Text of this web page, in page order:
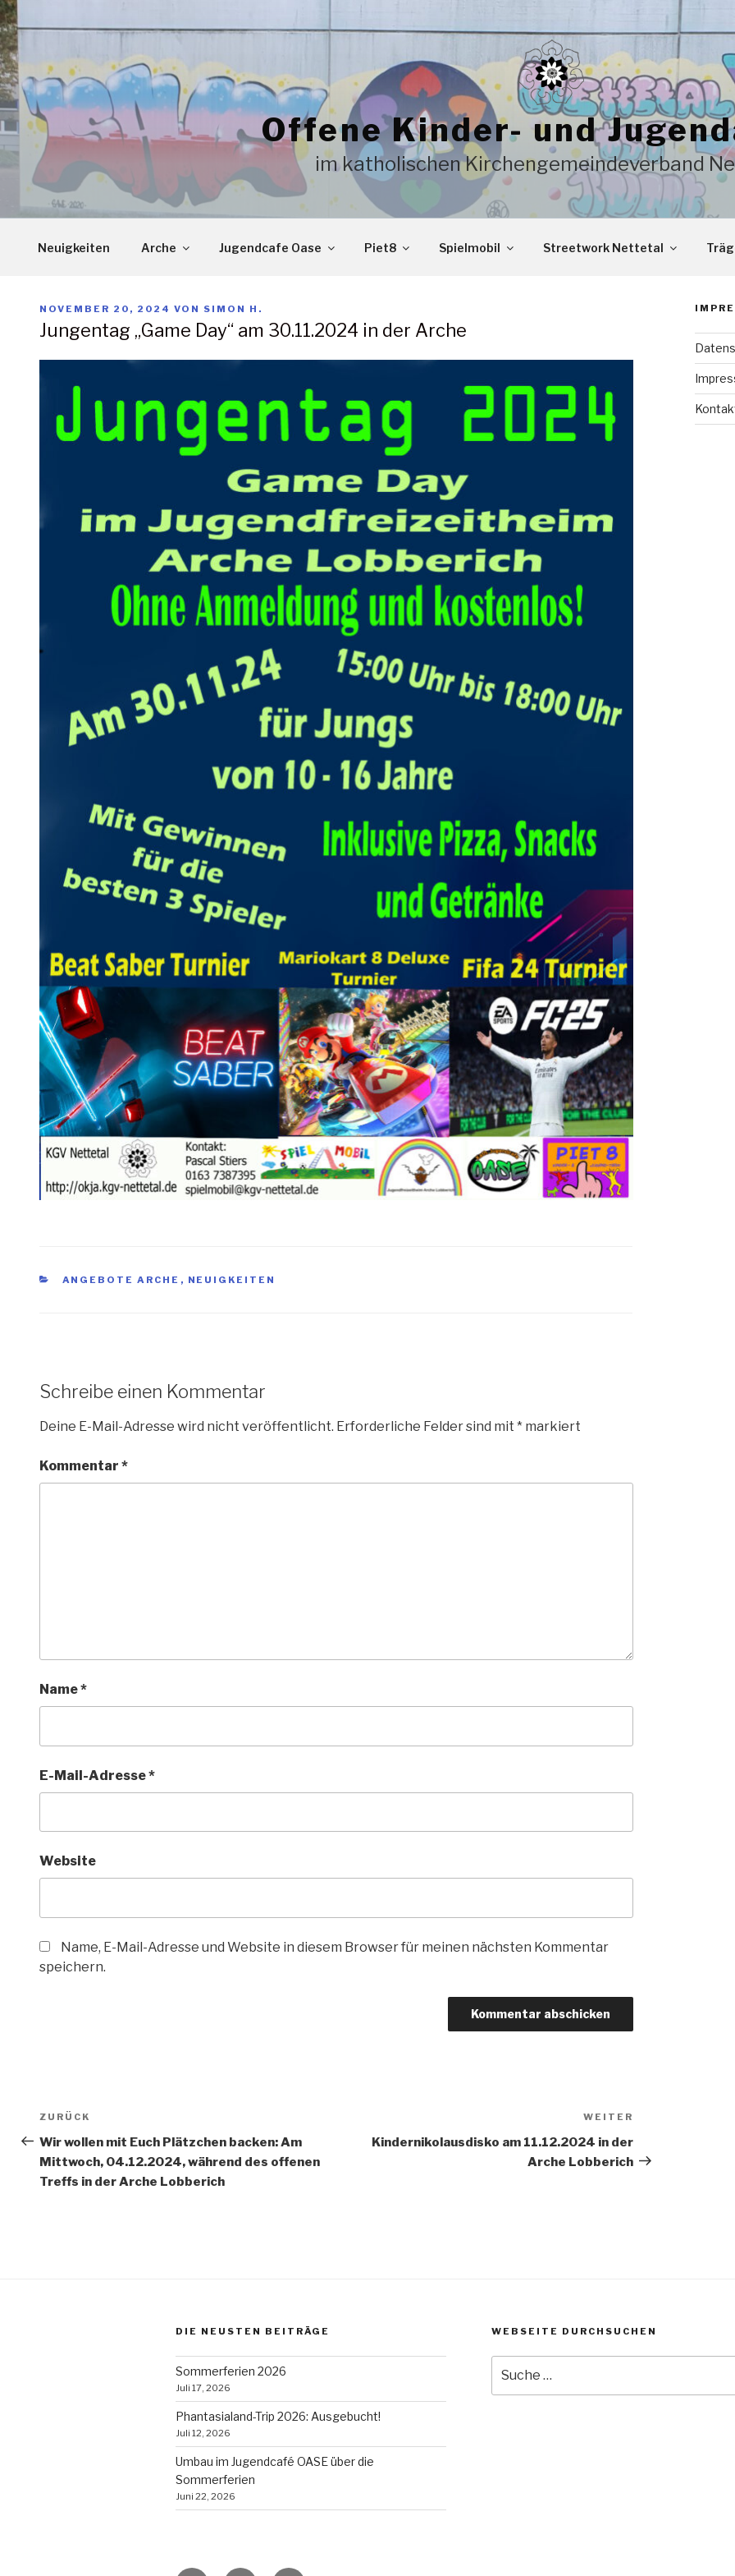
Zum
Inhalt
springen
Offene Kinder- und
im katholischen Kirchengemeindeverband
Neuigkeiten Arche Jugendcafe Oase Piet8 Spielmobil Streetwork Nettetal
VERÖFFENTLICHT
AM
NOVEMBER 20, 2024 VON SIMON H.
Jungentag „Game Day“ am 30.11.2024 in der Arche
KATEGORIEN
ANGEBOTE ARCHE , NEUIGKEITEN
Schreibe einen Kommentar
Deine E-Mail-Adresse wird nicht veröffentlicht. Erforderliche Felder sind mit * markiert
Kommentar *
Name*
E-Mail-Adresse*
Website
Name, E-Mail-Adresse und Website in diesem Browser für meinen nächsten Kommentar
speichern.
Beitragsnavigation
Vorheriger
Beitrag
ZURÜCK
Wir wollen mit Euch Plätzchen backen: Am
Mittwoch, 04.12.2024, während des offenen
Treffs in der Arche Lobberich
Beitrag
WEITER
Kindernikolausdisko am 11.12.2024 in der
Arche Lobberich
DIE NEUSTEN BEITRÄGE
Sommerferien 2026
Juli 17, 2026
Phantasialand-Trip 2026: Ausgebucht!
Juli 12, 2026
Umbau im Jugendcafé OASE über die
Sommerferien
Juni 22, 2026
WEBSEITE DURCHSUCHEN
nach: